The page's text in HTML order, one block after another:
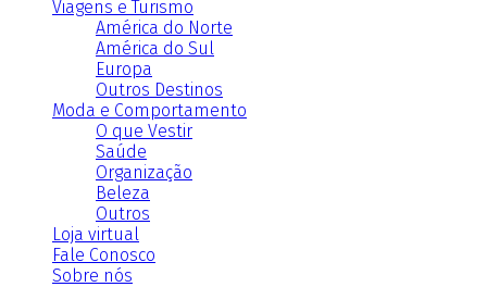
Viagens e Turismo
América do Norte
América do Sul
Europa
Outros Destinos
Moda e Comportamento
O que Vestir
Saúde
Organização
Beleza
Outros
Loja virtual
Fale Conosco
Sobre nós